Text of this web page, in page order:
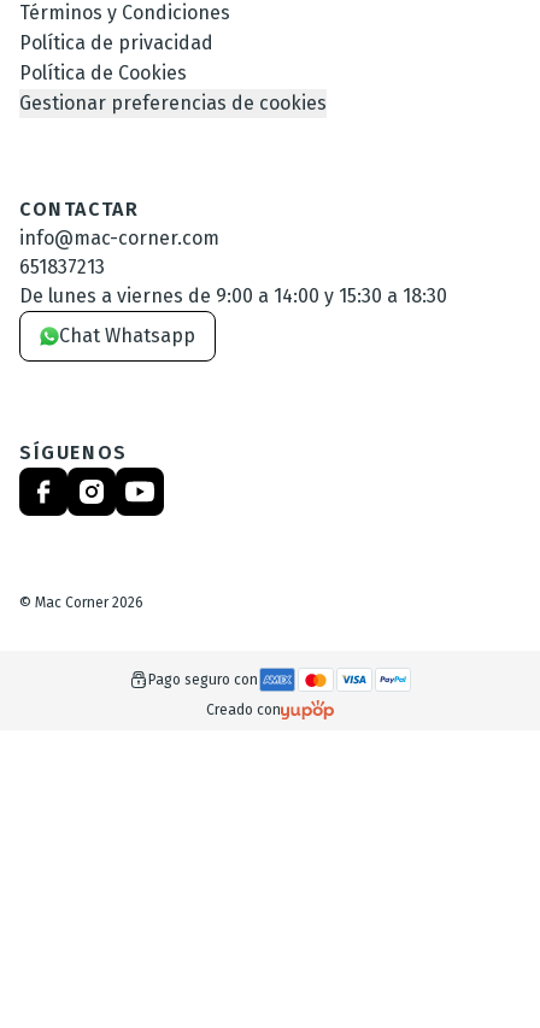
Términos y Condiciones
Política de privacidad
Política de Cookies
Gestionar preferencias de cookies
CONTACTAR
info@mac-corner.com
651837213
De lunes a viernes de 9:00 a 14:00 y 15:30 a 18:30
Chat Whatsapp
SÍGUENOS
© Mac Corner 2026
Pago seguro con
Creado con